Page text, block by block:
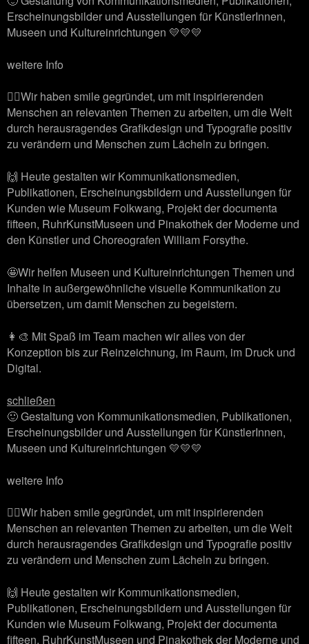
Erscheinungsbilder und Ausstellungen für KünstlerInnen,
Museen und Kultureinrichtungen 💛💛💛
weitere Info
🙋‍♂️Wir haben smile gegründet, um mit inspirierenden
Menschen an relevanten Themen zu arbeiten, um die Welt
durch herausragendes Grafikdesign und Typografie positiv
zu verändern und Menschen zum Lächeln zu bringen.
🙌 Heute gestalten wir Kommunikationsmedien,
Publikationen, Erscheinungsbildern und Ausstellungen für
Kunden wie Museum Folkwang, Projekt der documenta
fifteen, RuhrKunstMuseen und Pinakothek der Moderne und
den Künstler und Choreografen William Forsythe.
🤩Wir helfen Museen und Kultureinrichtungen Themen und
Inhalte in außergewöhnliche visuelle Kommunikation zu
übersetzen, um damit Menschen zu begeistern.
👩‍🎨 Mit Spaß im Team machen wir alles von der
Konzeption bis zur Reinzeichnung, im Raum, im Druck und
Digital.
schließen
🙂 Gestaltung von Kommunikationsmedien, Publikationen,
Erscheinungsbilder und Ausstellungen für KünstlerInnen,
Museen und Kultureinrichtungen 💛💛💛
weitere Info
🙋‍♂️Wir haben smile gegründet, um mit inspirierenden
Menschen an relevanten Themen zu arbeiten, um die Welt
durch herausragendes Grafikdesign und Typografie positiv
zu verändern und Menschen zum Lächeln zu bringen.
🙌 Heute gestalten wir Kommunikationsmedien,
Publikationen, Erscheinungsbildern und Ausstellungen für
Kunden wie Museum Folkwang, Projekt der documenta
fifteen, RuhrKunstMuseen und Pinakothek der Moderne und